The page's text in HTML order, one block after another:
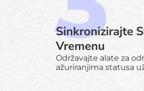
Sinkronizirajte
Vremenu
Održavajte alate za
ažuriranjima statusa